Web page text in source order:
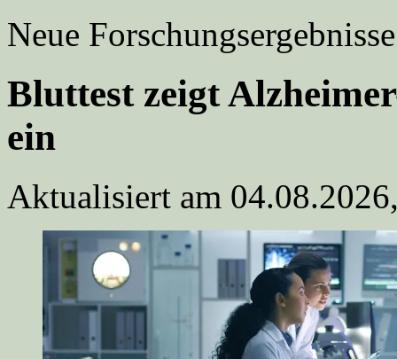
Neue Forschungsergebnisse
Bluttest zeigt
ein
Aktualisiert am